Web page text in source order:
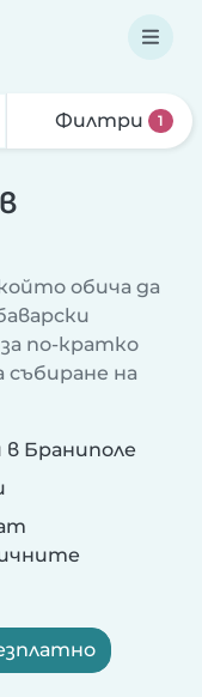
Филтри 1
обича да
по-кратко
на
в Браниполе